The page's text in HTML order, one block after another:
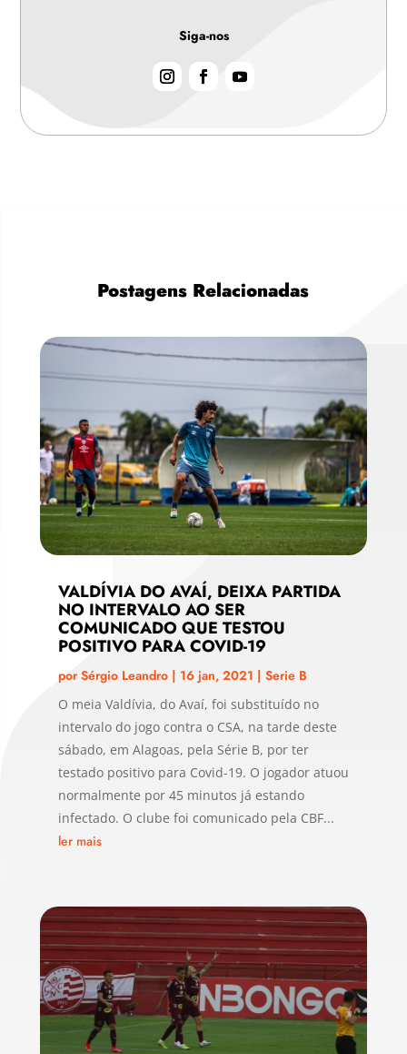
Siga-nos
Postagens Relacionadas
VALDÍVIA DO AVAÍ, DEIXA PARTIDA
NO INTERVALO AO SER
COMUNICADO QUE TESTOU
POSITIVO PARA COVID-19
porSérgio Leandro| 16 jan, 2021 | Serie B
O meia Valdívia, do Avaí, foi substituído no
intervalo do jogo contra o CSA, na tarde deste
sábado, em Alagoas, pela Série B, por ter
testado positivo para Covid-19. O jogador atuou
normalmente por 45 minutos já estando
infectado. O clube foi comunicado pela CBF...
ler mais